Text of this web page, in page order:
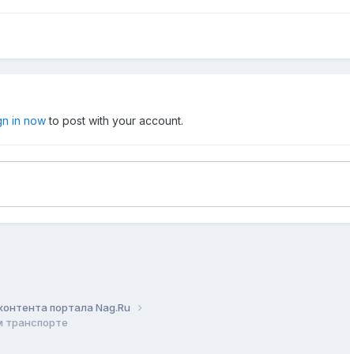
in nowto post with your account.
портала Nag.Ru
транспорте